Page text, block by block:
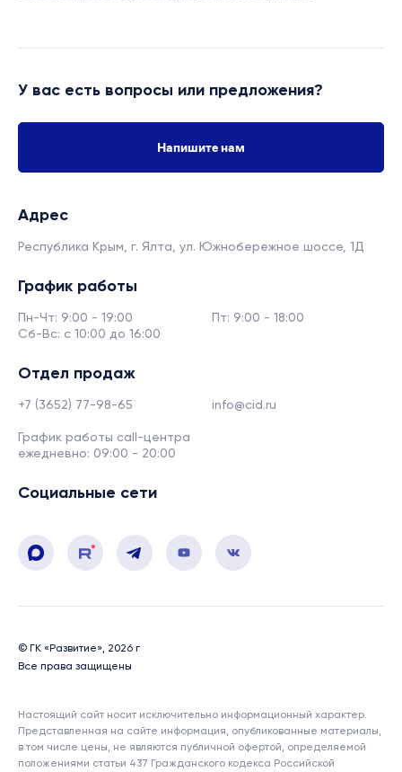
У вас есть вопросы или предложения?
Напишите нам
Адрес
Республика Крым, г. Ялта, ул. Южнобережное шоссе, 1Д
График работы
Пн-Чт: 9:00 - 19:00
Пт: 9:00 - 18:00
Сб-Вс: с 10:00 до 16:00
Отдел продаж
+7 (3652) 77-98-65 info@cid.ru
График работы call-центра
ежедневно: 09:00 - 20:00
Социальные сети
© ГК «Развитие», 2026 г
Все права защищены
Настоящий сайт носит исключительно информационный характер.
Представленная на сайте информация, опубликованные материалы,
в том числе цены, не являются публичной офертой, определяемой
положениями статьи 437 Гражданского кодекса Российской